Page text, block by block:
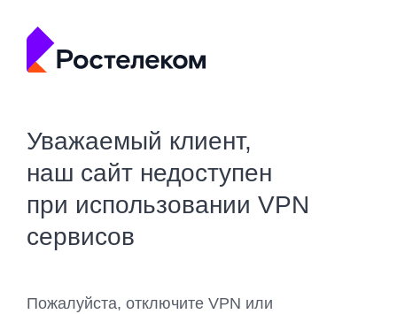
Уважаемый клиент,
наш сайт недоступен
при использовании VPN
сервисов
Пожалуйста, отключите VPN или